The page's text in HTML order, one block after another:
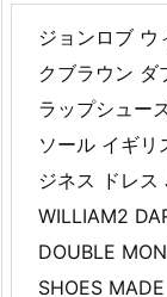
ジョンロブ ウ
クブラウン ダ
ラップシュー
ソール イギリ
ジネス ドレス
WILLIAM2
DOUBLE
SHOES